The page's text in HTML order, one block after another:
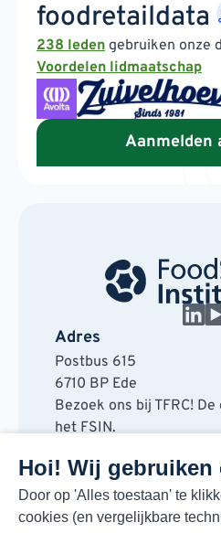
Hoi! Wij gebruiken
Door op 'Alles toestaan' te
cookies (en vergelijkbare
foodretaildata
238 leden gebruiken onze
Voordelen lidmaatschap
Aanmelden
Adres
Postbus 615
6710 BP Ede
Bezoek ons bij TFRC!
het FSIN.
6717 LT Ede
Contact
088 730 48 00